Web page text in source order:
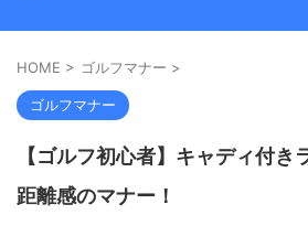
HOME > ゴルフマナー >
ゴルフマナー
【ゴルフ初心者】キャディ付き
距離感のマナー！